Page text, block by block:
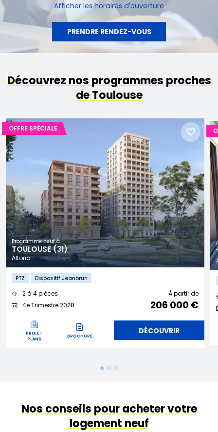
Afficher les horaires d'ouverture
PRENDRE RENDEZ-VOUS
Découvrez nos programmes proches
de Toulouse
Programme neuf à
TOULOUSE (31)
Altoria
OFFRE SPÉCIALE
PTZ Dispositif Jeanbrun
2 à 4 pièces
4e Trimestre 2028
À partir de
206 000 €
PRIX ET
PLANS
BROCHURE
DÉCOUVRIR
Nos conseils pour acheter votre
logement neuf